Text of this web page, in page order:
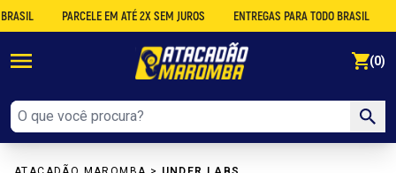
PARCELE EM ATÉ 2X SEM JUROS ENTREGAS PARA TODO BRASIL
(0)